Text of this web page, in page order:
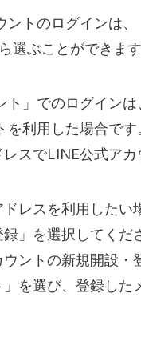
ントのログインは
選ぶことができます
ト」でのログイン
を利用した場合で
スでLINE公式ア
レスを利用した
」を選択してく
ントの新規開設
を選び、登録した